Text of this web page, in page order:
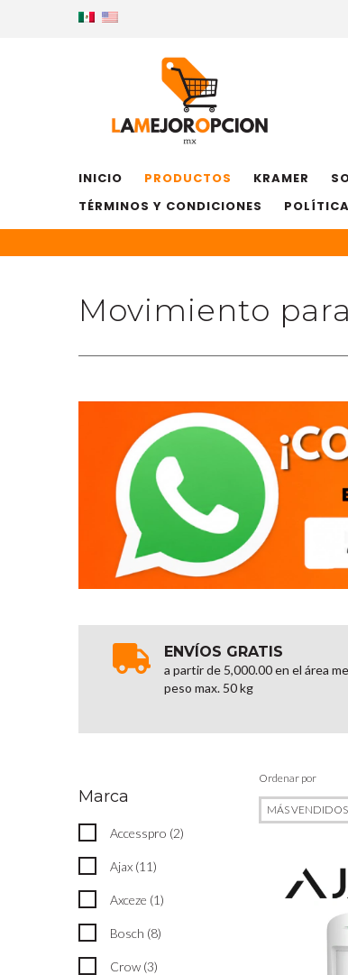
INICIO PRODUCTOS KRAMER
TÉRMINOS Y CONDICIONES
Movimiento
ENVÍOS GRATIS
a partir de 5,000.00 en el área
peso max. 50 kg
Marca
Accesspro (2)
Ajax (11)
Axceze (1)
Bosch (8)
Crow (3)
Ordenar por